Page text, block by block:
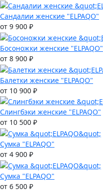
Сандалии женские "ELPAQO"
от 9 900 ₽
Босоножки женские "ELPAQO"
от 8 900 ₽
Балетки женские "ELPAQO"
от 10 900 ₽
Слингбэки женские "ELPAQO"
от 10 500 ₽
Сумка "ELPAQO"
от 4 900 ₽
Сумка "ELPAQO"
от 6 500 ₽